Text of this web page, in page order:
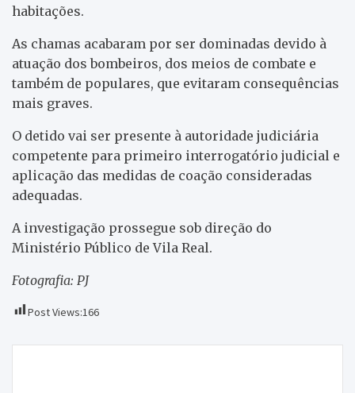
habitações.
As chamas acabaram por ser dominadas devido à
atuação dos bombeiros, dos meios de combate e
também de populares, que evitaram consequências
mais graves.
O detido vai ser presente à autoridade judiciária
competente para primeiro interrogatório judicial e
aplicação das medidas de coação consideradas
adequadas.
A investigação prossegue sob direção do
Ministério Público de Vila Real.
Fotografia: PJ
Post Views:166